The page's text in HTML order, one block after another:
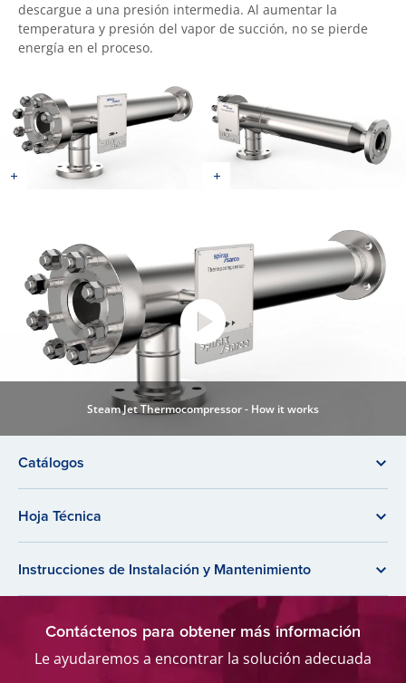
descargue a una presión intermedia. Al aumentar la
temperatura y presión del vapor de succión, no se pierde
energía en el proceso.
Steam Jet Thermocompressor - How it works
Catálogos
Hoja Técnica
Instrucciones de Instalación y Mantenimiento
Contáctenos para obtener más información
Le ayudaremos a encontrar la solución adecuada